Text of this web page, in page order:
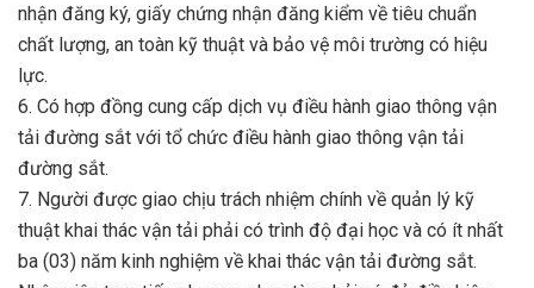
nhận đăng ký, giấy chứng nhận đăng kiểm về tiêu chuẩn
chất lượng, an toàn kỹ thuật và bảo vệ môi trường có hiệu
lực.
6. Có hợp đồng cung cấp dịch vụ điều hành giao thông vận
tải đường sắt với tổ chức điều hành giao thông vận tải
đường sắt.
7. Người được giao chịu trách nhiệm chính về quản lý kỹ
thuật khai thác vận tải phải có trình độ đại học và có ít nhất
ba (03) năm kinh nghiệm về khai thác vận tải đường sắt.